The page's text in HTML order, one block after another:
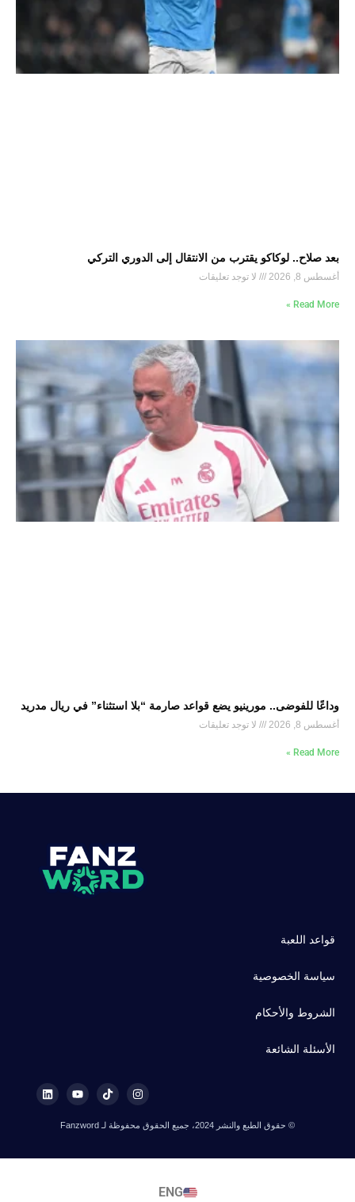
بعد صلاح.. لوكاكو يقترب من الانتقال إلى الدوري التركي
أغسطس 8, 2026 لا توجد تعليقات
Read More »
وداعًا للفوضى.. مورينيو يضع قواعد صارمة “بلا استثناء” في ريال مدريد
أغسطس 8, 2026 لا توجد تعليقات
Read More »
قواعد اللعبة
سياسة الخصوصية
الشروط والأحكام
الأسئلة الشائعة
© حقوق الطبع والنشر 2024، جميع الحقوق محفوظة لـ Fanzword
ENG